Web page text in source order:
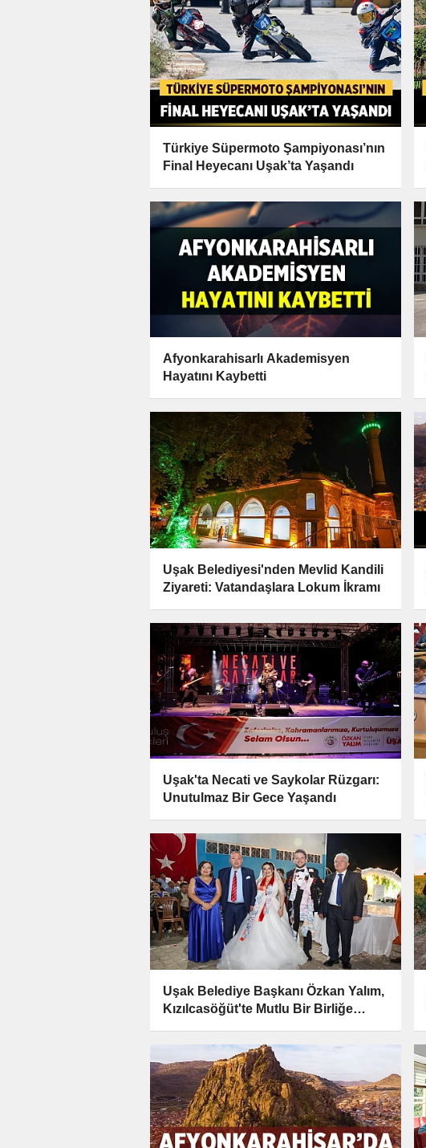
Türkiye Süpermoto Şampiyonası’nın
Final Heyecanı Uşak’ta Yaşandı
Afyonkarahisarlı Akademisyen
Hayatını Kaybetti
Uşak Belediyesi'nden Mevlid Kandili
Ziyareti: Vatandaşlara Lokum İkramı
Uşak'ta Necati ve Saykolar Rüzgarı:
Unutulmaz Bir Gece Yaşandı
Uşak Belediye Başkanı Özkan Yalım,
Kızılcasöğüt'te Mutlu Bir Birliğe